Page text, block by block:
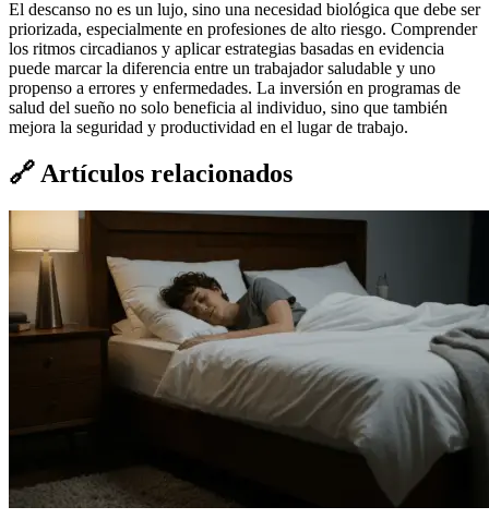
El descanso no es un lujo, sino una necesidad biológica que debe ser
priorizada, especialmente en profesiones de alto riesgo. Comprender
los ritmos circadianos y aplicar estrategias basadas en evidencia
puede marcar la diferencia entre un trabajador saludable y uno
propenso a errores y enfermedades. La inversión en programas de
salud del sueño no solo beneficia al individuo, sino que también
mejora la seguridad y productividad en el lugar de trabajo.
🔗 Artículos relacionados